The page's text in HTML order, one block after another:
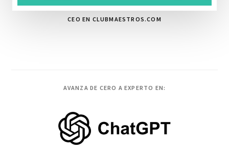
CEO EN CLUBMAESTROS.COM
AVANZA DE CERO A EXPERTO EN: